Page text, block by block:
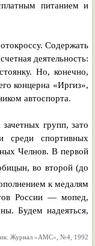
питанием и
Содержать
деятельность:
Но, конечно,
концерна «Иргиз»,
автоспорта.
групп, зато
среди спортивных
Челнов. В первой
во второй (до
к медалям
России — мопед,
Будем надеяться,
Журнал «АМС», №4, 1992